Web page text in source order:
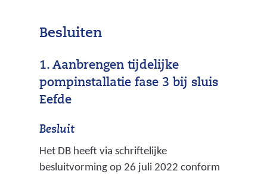
Besluiten
1. Aanbrengen tijdelijke
pompinstallatie fase 3 bij sluis
Eefde
Besluit
Het DB heeft via schriftelijke
besluitvorming op 26 juli 2022 conform